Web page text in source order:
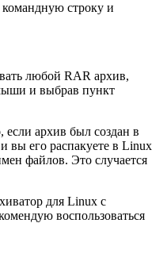
строку и
любой RAR архив,
и выбрав пункт
архив был создан в
вы его распакуете в Linux
файлов. Это случается
для Linux c
воспользоваться